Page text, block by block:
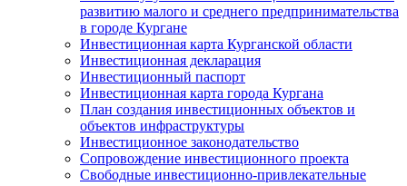
развитию малого и среднего предпринимательства
в городе Кургане
Инвестиционная карта Курганской области
Инвестиционная декларация
Инвестиционный паспорт
Инвестиционная карта города Кургана
План создания инвестиционных объектов и
объектов инфраструктуры
Инвестиционное законодательство
Сопровождение инвестиционного проекта
Свободные инвестиционно-привлекательные